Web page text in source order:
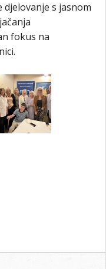
s jasnom
fokus na